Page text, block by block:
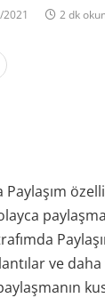
2 dk
Paylaşım
ve daha